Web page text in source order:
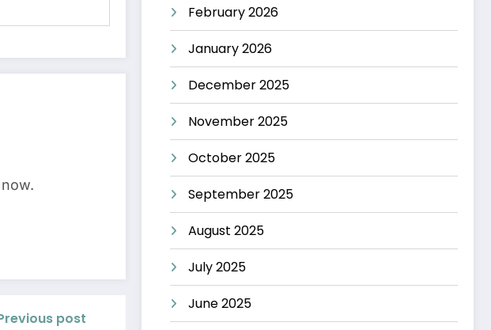
now.
post
February 2026
January 2026
December 2025
November 2025
October 2025
September 2025
August 2025
July 2025
June 2025